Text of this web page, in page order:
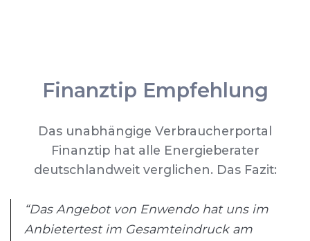
Finanztip Empfehlung
Das unabhängige Verbraucherportal
Finanztip hat alle Energieberater
deutschlandweit verglichen. Das Fazit:
“Das Angebot von Enwendo hat uns im
Anbietertest im Gesamteindruck am